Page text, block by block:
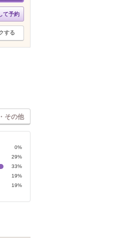
て予約
する
その他
0%
29%
33%
19%
19%